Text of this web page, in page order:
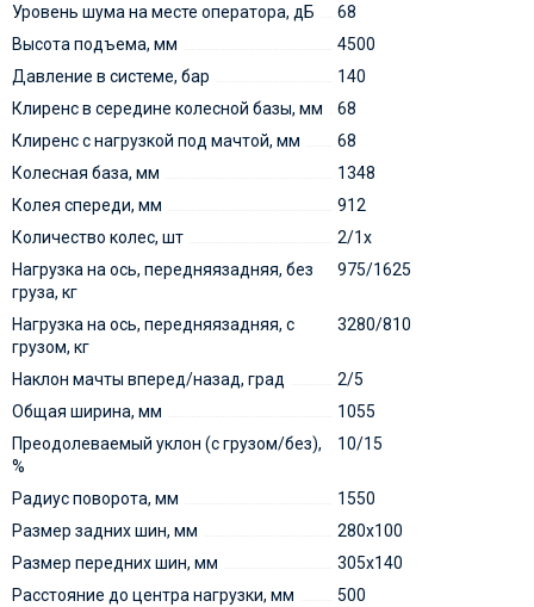
Уровень шума на месте оператора, дБ
68
Высота подъема, мм
4500
Давление в системе, бар
140
Клиренс в середине колесной базы, мм
68
Клиренс с нагрузкой под мачтой, мм
68
Колесная база, мм
1348
Колея спереди, мм
912
Количество колес, шт
2/1х
Нагрузка на ось, передняязадняя, без
груза, кг
975/1625
Нагрузка на ось, передняязадняя, с
грузом, кг
3280/810
Наклон мачты вперед/назад, град
2/5
Общая ширина, мм
1055
Преодолеваемый уклон (с грузом/без),
%
10/15
Радиус поворота, мм
1550
Размер задних шин, мм
280х100
Размер передних шин, мм
305х140
Расстояние до центра нагрузки, мм
500